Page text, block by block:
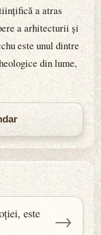
a atras
a arhitecturii și
este unul dintre
din lume,
este
→